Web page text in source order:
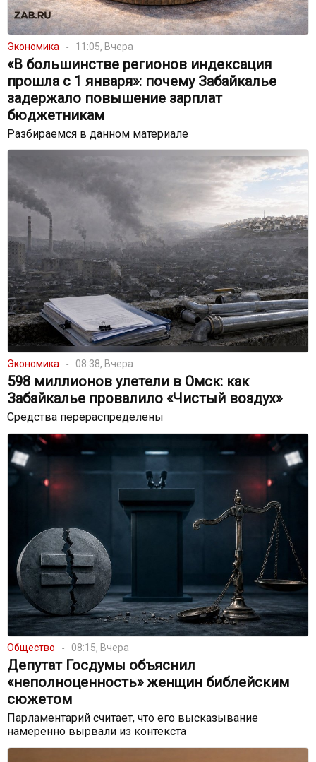
Экономика 11:05, Вчера
«В большинстве регионов индексация
прошла с 1 января»: почему Забайкалье
задержало повышение зарплат
бюджетникам
Разбираемся в данном материале
Экономика 08:38, Вчера
598 миллионов улетели в Омск: как
Забайкалье провалило «Чистый воздух»
Средства перераспределены
Общество 08:15, Вчера
Депутат Госдумы объяснил
«неполноценность» женщин библейским
сюжетом
Парламентарий считает, что его высказывание
намеренно вырвали из контекста